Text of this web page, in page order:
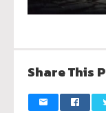
Share This